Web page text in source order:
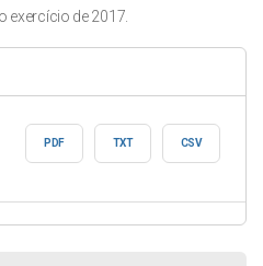
exercício de 2017.
PDF TXT CSV